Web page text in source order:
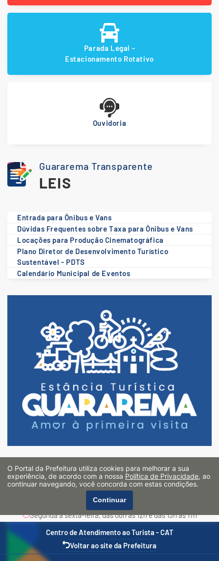
Parada Legal -
Estacionamento Rotativo
Ouvidoria
Guararema Transparente
LEIS
Entrada para Ônibus e Vans
Dúvidas Frequentes sobre Taxa para Ônibus e Vans
Locações para Produção Cinematográfica
Plano Diretor de Desenvolvimento Turístico
Sustentável - PDTS
Calendário Municipal de Eventos
Praça Cel. Brasílio Fonseca, 35 - Centro
Guararema/SP - CEP: 08900-000
turismo@guararema.sp.gov.br
Segunda à sexta-feira, das 08h às 12h e das 13h às 17h
Centro de Atendimento ao Turista - CAT
Voltar ao site da Prefeitura
O Portal da Prefeitura utiliza cookies para melhorar a sua
experiência, de acordo com a nossa Política de Privacidade, ao
continuar navegando, você concorda com estas condições.
Continuar